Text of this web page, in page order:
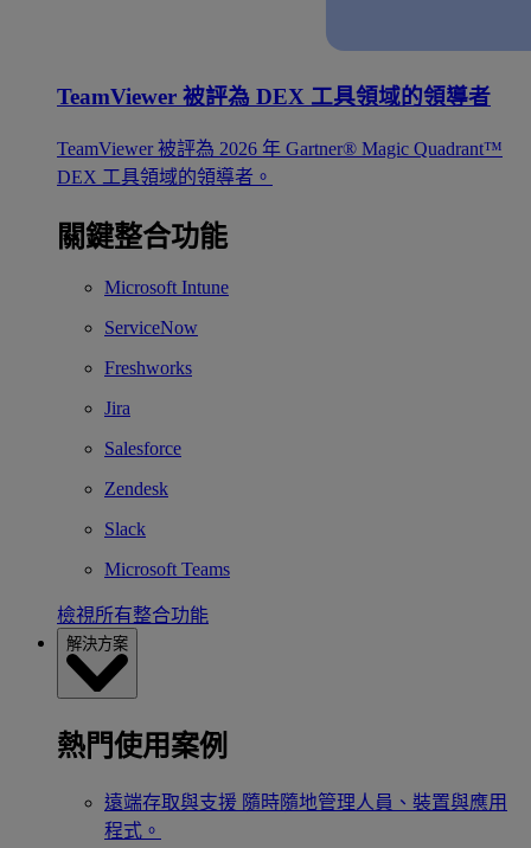
TeamViewer 被評為 DEX 工具領域的領導者
TeamViewer 被評為 2026 年 Gartner® Magic Quadrant™
DEX 工具領域的領導者。
關鍵整合功能
Microsoft Intune
ServiceNow
Freshworks
Jira
Salesforce
Zendesk
Slack
Microsoft Teams
檢視所有整合功能
解決方案
熱門使用案例
遠端存取與支援 隨時隨地管理人員、裝置與應用
程式。